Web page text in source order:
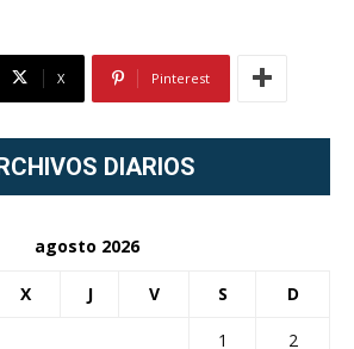
X Pinterest
DIARIOS
agosto 2026
X J V S D
1
2